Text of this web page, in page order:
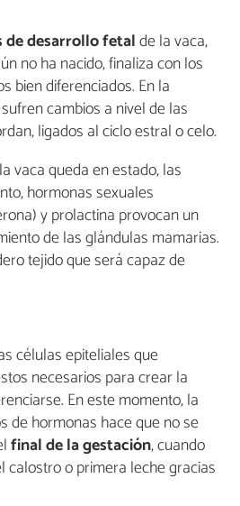
de desarrollo fetalde la vaca,
no ha nacido, finaliza con los
bien diferenciados. En la
cambios a nivel de las
ligados al ciclo estral o celo.
vaca queda en estado, las
hormonas sexuales
y prolactina provocan un
de las glándulas mamarias.
tejido que será capaz de
células epiteliales que
necesarios para crear la
En este momento, la
de hormonas hace que no se
final de la gestación, cuando
calostro o primera leche gracias